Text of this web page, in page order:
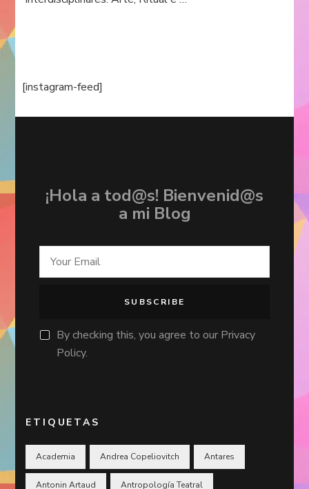
[instagram-feed]
¡Hola a tod@s! Bienvenid@s
a mi Blog
By checking this, you agree to our Privacy
Policy.
ETIQUETAS
Academia Andrea Copeliovitch Antares
Antonin Artaud Antropología Teatral